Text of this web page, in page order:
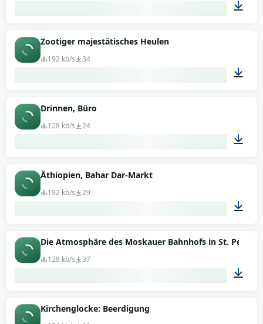
Zootiger majestätisches Heulen
192 kb/s 34
Drinnen, Büro
128 kb/s 24
Äthiopien, Bahar Dar-Markt
192 kb/s 29
03:44
Die Atmosphäre des Moskauer Bahnhofs in St.
128 kb/s 37
Kirchenglocke: Beerdigung